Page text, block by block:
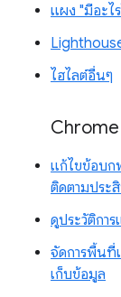
แผง "มีอะไ
ไฮไลต์อื่นๆ
Chrome
แก้ไขข้อบก
ติดตามประ
ดูประวัติกา
จัดการพื้นที่
เก็บข้อมูล